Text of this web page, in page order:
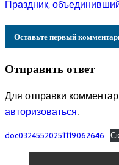
Праздник,
Оставьте первый
Отправить ответ
Для отправки
авторизоваться.
doc03245520251119062646